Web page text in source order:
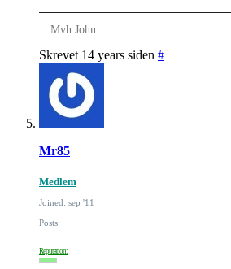
Mvh John
Skrevet 14 years siden #
Mr85
Medlem
Joined: sep '11
Posts:
Reputation: